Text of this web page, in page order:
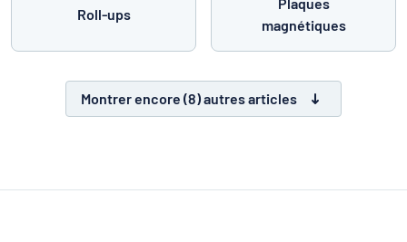
Roll-ups
magnétiques
Montrer encore (8) autres articles